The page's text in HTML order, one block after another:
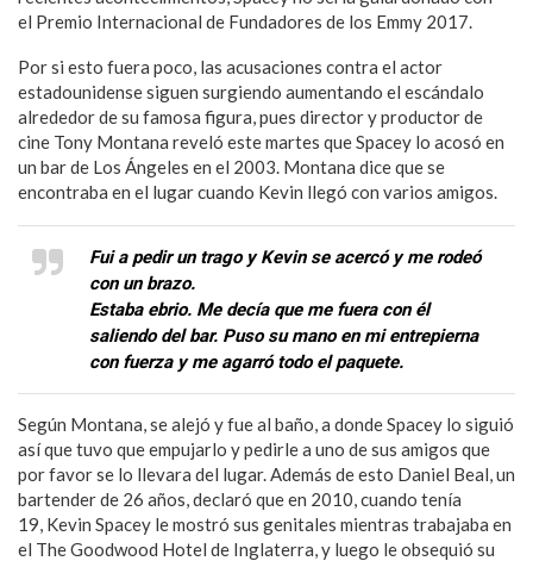
el Premio Internacional de Fundadores de los Emmy 2017.
Por si esto fuera poco, las acusaciones contra el actor
estadounidense siguen surgiendo aumentando el escándalo
alrededor de su famosa figura, pues director y productor de
cine Tony Montana reveló este martes que Spacey lo acosó en
un bar de Los Ángeles en el 2003. Montana dice que se
encontraba en el lugar cuando Kevin llegó con varios amigos.
Fui a pedir un trago y Kevin se acercó y me rodeó
con un brazo.
Estaba ebrio. Me decía que me fuera con él
saliendo del bar. Puso su mano en mi entrepierna
con fuerza y me agarró todo el paquete.
Según Montana, se alejó y fue al baño, a donde Spacey lo siguió
así que tuvo que empujarlo y pedirle a uno de sus amigos que
por favor se lo llevara del lugar. Además de esto Daniel Beal, un
bartender de 26 años, declaró que en 2010, cuando tenía
19, Kevin Spacey le mostró sus genitales mientras trabajaba en
el The Goodwood Hotel de Inglaterra, y luego le obsequió su